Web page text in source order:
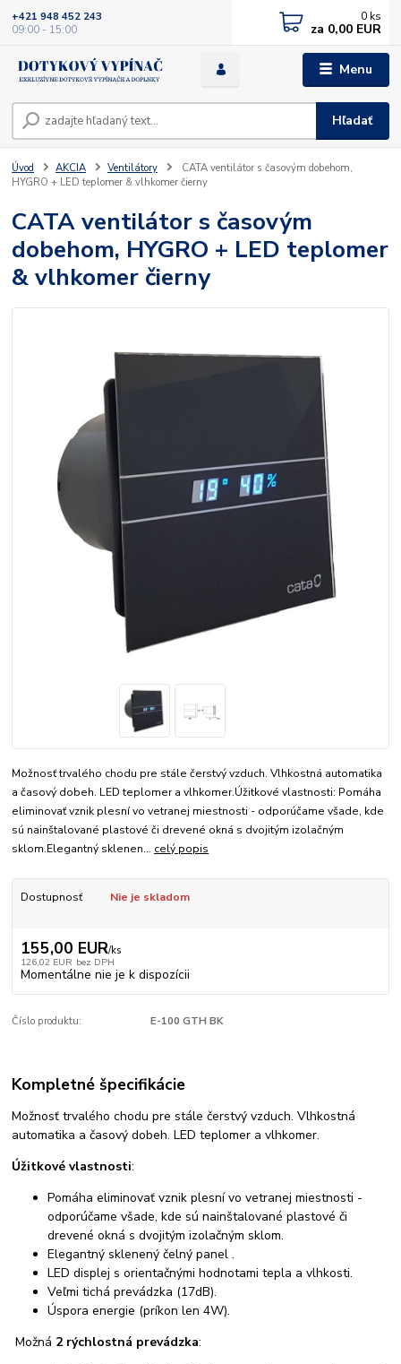
Menu
Hľadať
+421 948 452 243
09:00 - 15:00
0 ks
za 0,00 EUR
Úvod AKCIA Ventilátory
CATA ventilátor s časovým dobehom,
HYGRO + LED teplomer & vlhkomer čierny
CATA ventilátor s časovým
dobehom, HYGRO + LED teplomer
& vlhkomer čierny
Možnosť trvalého chodu pre stále čerstvý vzduch. Vlhkostná automatika
a časový dobeh. LED teplomer a vlhkomer.Úžitkové vlastnosti: Pomáha
eliminovať vznik plesní vo vetranej miestnosti - odporúčame všade, kde
sú nainštalované plastové či drevené okná s dvojitým izolačným
sklom.Elegantný sklenen... celý popis
Dostupnosť Nie je skladom
155,00 EUR/ks
126,02 EUR bez DPH
Momentálne nie je k dispozícii
Číslo produktu: E-100 GTH BK
Kompletné špecifikácie
Možnosť trvalého chodu pre stále čerstvý vzduch. Vlhkostná
automatika a časový dobeh. LED teplomer a vlhkomer.
Úžitkové vlastnosti:
Pomáha eliminovať vznik plesní vo vetranej miestnosti -
odporúčame všade, kde sú nainštalované plastové či
drevené okná s dvojitým izolačným sklom.
Elegantný sklenený čelný panel .
LED displej s orientačnými hodnotami tepla a vlhkosti.
Veľmi tichá prevádzka (17dB).
Úspora energie (príkon len 4W).
Možná 2 rýchlostná prevádzka: